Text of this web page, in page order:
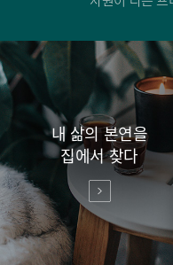
내 삶의 본연을
집에서 찾다